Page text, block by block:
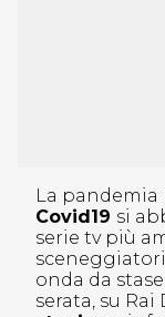
La pandemia
Covid19 si
serie tv più
onda da
serata, su Rai